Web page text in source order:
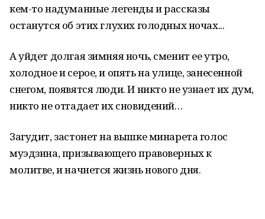
кем-то надуманные легенды и рассказы
останутся об этих глухих голодных ночах...
А уйдет долгая зимняя ночь, сменит ее утро,
холодное и серое, и опять на улице, занесенной
снегом, появятся люди. И никто не узнает их дум,
никто не отгадает их сновидений…
Загудит, застонет на вышке минарета голос
муэдзина, призывающего правоверных к
молитве, и начнется жизнь нового дня.